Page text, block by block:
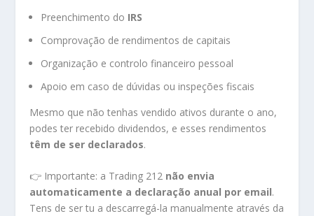
Preenchimento do IRS
Comprovação de rendimentos de capitais
Organização e controlo financeiro pessoal
Apoio em caso de dúvidas ou inspeções fiscais
Mesmo que não tenhas vendido ativos durante o ano,
podes ter recebido dividendos, e esses rendimentos
têm de ser declarados.
👉 Importante: a Trading 212 não envia
automaticamente a declaração anual por email.
Tens de ser tu a descarregá-la manualmente através da